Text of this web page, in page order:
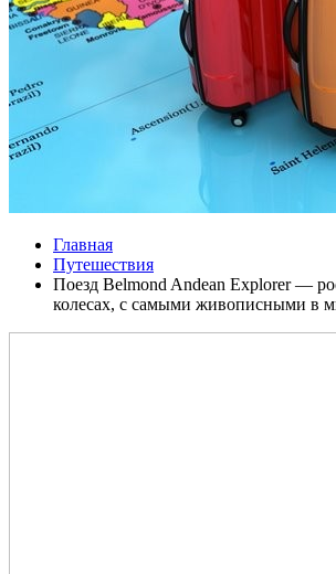
Главная
Путешествия
Поезд Belmond Andean Explorer —
колесах, с самыми живописными в